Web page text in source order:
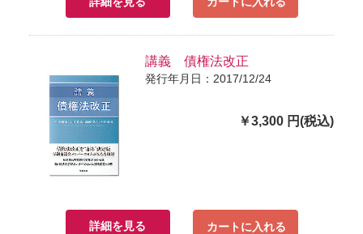
講義 債権法改正
発行年月日：2017/12/24
￥3,300 円(税込)
詳細を見る カートに入れる